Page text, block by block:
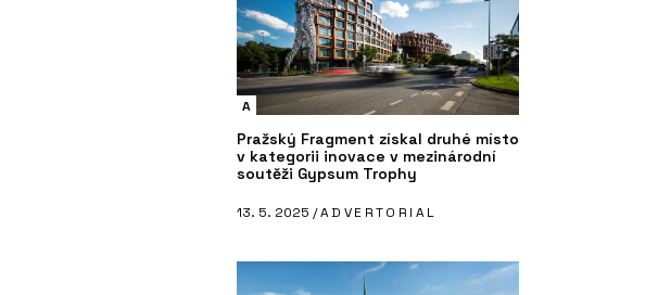
A
Pražský Fragment získal druhé místo
v kategorii inovace v mezinárodní
soutěži Gypsum Trophy
13. 5. 2025 /ADVERTORIAL